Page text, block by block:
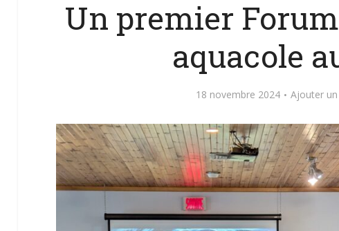
Un premier
aquacole
18 novembre 2024 Ajouter